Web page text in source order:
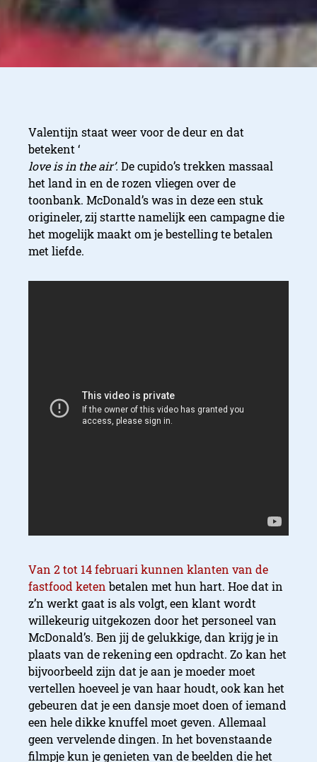
Valentijn staat weer voor de deur en dat
betekent ‘
love is in the air’. De cupido’s trekken massaal
het land in en de rozen vliegen over de
toonbank. McDonald’s was in deze een stuk
origineler, zij startte namelijk een campagne die
het mogelijk maakt om je bestelling te betalen
met liefde.
Van 2 tot 14 februari kunnen klanten van de
fastfood ketenbetalen met hun hart. Hoe dat in
z’n werkt gaat is als volgt, een klant wordt
willekeurig uitgekozen door het personeel van
McDonald’s. Ben jij de gelukkige, dan krijg je in
plaats van de rekening een opdracht. Zo kan het
bijvoorbeeld zijn dat je aan je moeder moet
vertellen hoeveel je van haar houdt, ook kan het
gebeuren dat je een dansje moet doen of iemand
een hele dikke knuffel moet geven. Allemaal
geen vervelende dingen. In het bovenstaande
filmpje kun je genieten van de beelden die het